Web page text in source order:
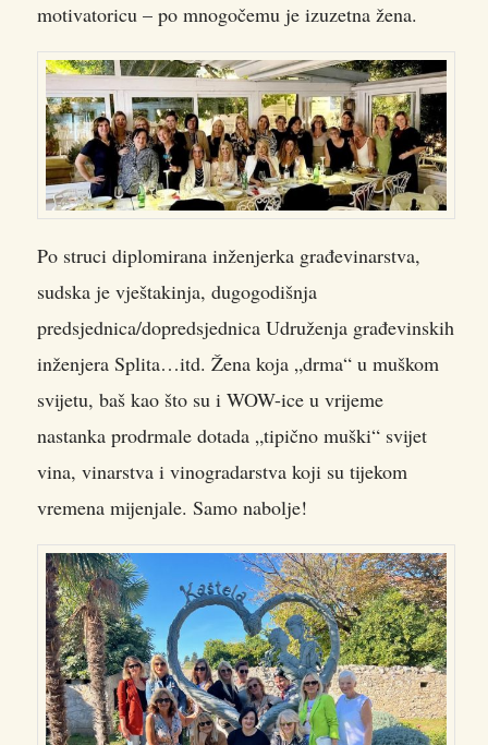
motivatoricu – po mnogočemu je izuzetna žena.
Po struci diplomirana inženjerka građevinarstva,
sudska je vještakinja, dugogodišnja
predsjednica/dopredsjednica Udruženja građevinskih
inženjera Splita…itd. Žena koja „drma“ u muškom
svijetu, baš kao što su i WOW-ice u vrijeme
nastanka prodrmale dotada „tipično muški“ svijet
vina, vinarstva i vinogradarstva koji su tijekom
vremena mijenjale. Samo nabolje!